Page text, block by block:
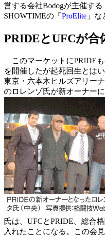
営する会社Bodogが主催する
SHOWTIMEの「 ProElite 」な
PRIDEとUFCが合
このマーケットにPRIDE
を開催したが起死回生とは
東京・六本木ヒルズアリー
のロレンゾ氏が新オーナー
氏は、UFCとPRIDE、総合
入れたことになる。この会